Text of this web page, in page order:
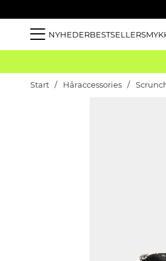
NYHEDERBESTSELLER
Start Håraccessories